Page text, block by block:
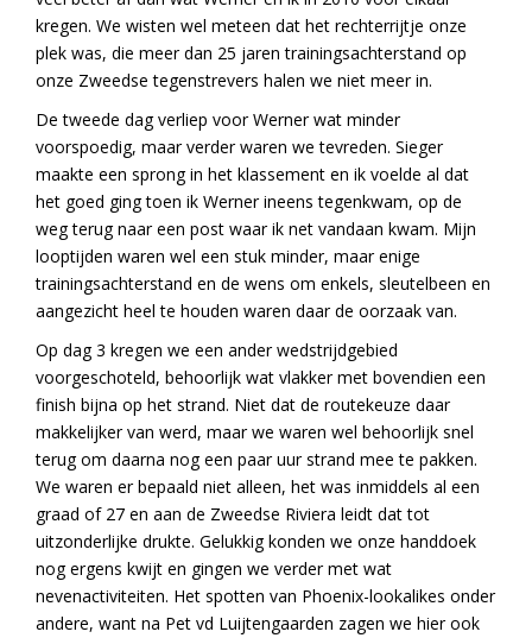
kregen. We wisten wel meteen dat het rechterrijtje onze
plek was, die meer dan 25 jaren trainingsachterstand op
onze Zweedse tegenstrevers halen we niet meer in.
De tweede dag verliep voor Werner wat minder
voorspoedig, maar verder waren we tevreden. Sieger
maakte een sprong in het klassement en ik voelde al dat
het goed ging toen ik Werner ineens tegenkwam, op de
weg terug naar een post waar ik net vandaan kwam. Mijn
looptijden waren wel een stuk minder, maar enige
trainingsachterstand en de wens om enkels, sleutelbeen en
aangezicht heel te houden waren daar de oorzaak van.
Op dag 3 kregen we een ander wedstrijdgebied
voorgeschoteld, behoorlijk wat vlakker met bovendien een
finish bijna op het strand. Niet dat de routekeuze daar
makkelijker van werd, maar we waren wel behoorlijk snel
terug om daarna nog een paar uur strand mee te pakken.
We waren er bepaald niet alleen, het was inmiddels al een
graad of 27 en aan de Zweedse Riviera leidt dat tot
uitzonderlijke drukte. Gelukkig konden we onze handdoek
nog ergens kwijt en gingen we verder met wat
nevenactiviteiten. Het spotten van Phoenix-lookalikes onder
andere, want na Pet vd Luijtengaarden zagen we hier ook